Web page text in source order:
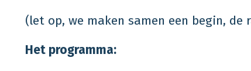
(let op, we maken samen een begin,
Het programma: